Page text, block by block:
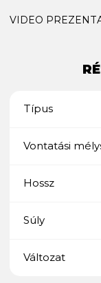
VIDEO
Típus
Vontatási
Hossz
Súly
Változat